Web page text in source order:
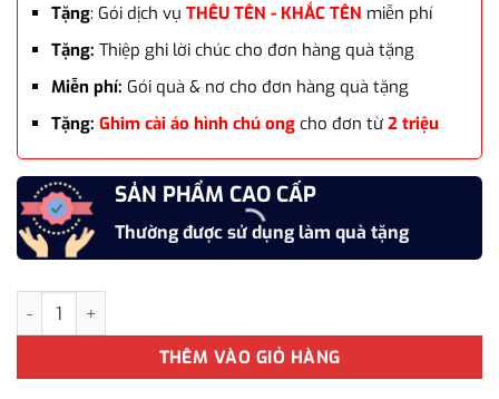
Tặng: Gói dịch vụ THÊU TÊN - KHẮC TÊN miễn phí
Tặng: Thiệp ghi lời chúc cho đơn hàng quà tặng
Miễn phí: Gói quà & nơ cho đơn hàng quà tặng
Tặng: Ghim cài áo hình chú ongcho đơn từ 2 triệu
SẢN PHẨM CAO CẤP
Thường được sử dụng làm quà tặng
Khăn len Cashmere thời trang cao cấp cho nữ KLTT-WD002 số
THÊM VÀO GIỎ HÀNG